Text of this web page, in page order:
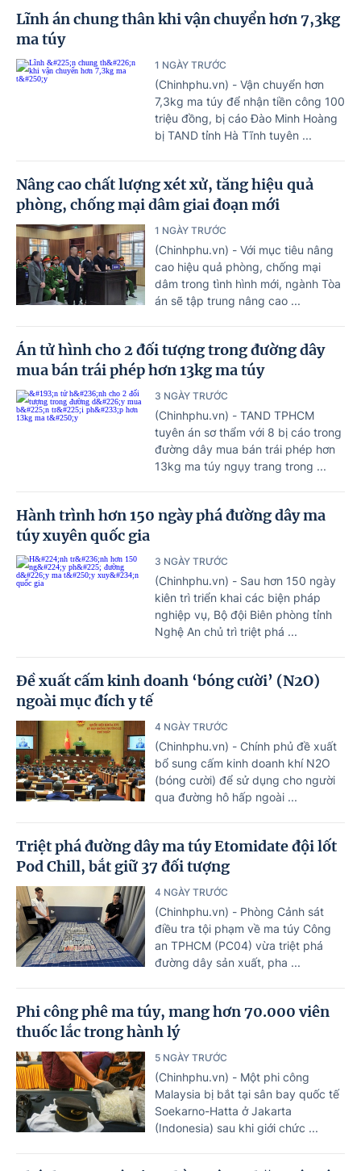
Lĩnh án chung thân khi vận chuyển hơn 7,3kg
ma túy
1 NGÀY TRƯỚC
(Chinhphu.vn) - Vận chuyển hơn
7,3kg ma túy để nhận tiền công 100
triệu đồng, bị cáo Đào Minh Hoàng
bị TAND tỉnh Hà Tĩnh tuyên ...
Nâng cao chất lượng xét xử, tăng hiệu quả
phòng, chống mại dâm giai đoạn mới
1 NGÀY TRƯỚC
(Chinhphu.vn) - Với mục tiêu nâng
cao hiệu quả phòng, chống mại
dâm trong tình hình mới, ngành Tòa
án sẽ tập trung nâng cao ...
Án tử hình cho 2 đối tượng trong đường dây
mua bán trái phép hơn 13kg ma túy
3 NGÀY TRƯỚC
(Chinhphu.vn) - TAND TPHCM
tuyên án sơ thẩm với 8 bị cáo trong
đường dây mua bán trái phép hơn
13kg ma túy ngụy trang trong ...
Hành trình hơn 150 ngày phá đường dây ma
túy xuyên quốc gia
3 NGÀY TRƯỚC
(Chinhphu.vn) - Sau hơn 150 ngày
kiên trì triển khai các biện pháp
nghiệp vụ, Bộ đội Biên phòng tỉnh
Nghệ An chủ trì triệt phá ...
Đề xuất cấm kinh doanh ‘bóng cười’ (N2O)
ngoài mục đích y tế
4 NGÀY TRƯỚC
(Chinhphu.vn) - Chính phủ đề xuất
bổ sung cấm kinh doanh khí N2O
(bóng cười) để sử dụng cho người
qua đường hô hấp ngoài ...
Triệt phá đường dây ma túy Etomidate đội lốt
Pod Chill, bắt giữ 37 đối tượng
4 NGÀY TRƯỚC
(Chinhphu.vn) - Phòng Cảnh sát
điều tra tội phạm về ma túy Công
an TPHCM (PC04) vừa triệt phá
đường dây sản xuất, pha ...
Phi công phê ma túy, mang hơn 70.000 viên
thuốc lắc trong hành lý
5 NGÀY TRƯỚC
(Chinhphu.vn) - Một phi công
Malaysia bị bắt tại sân bay quốc tế
Soekarno-Hatta ở Jakarta
(Indonesia) sau khi giới chức ...